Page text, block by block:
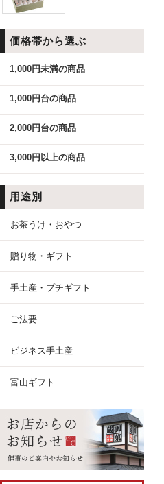
価格帯から選ぶ
1,000円未満の商品
1,000円台の商品
2,000円台の商品
3,000円以上の商品
用途別
お茶うけ・おやつ
贈り物・ギフト
手土産・プチギフト
ご法要
ビジネス手土産
富山ギフト